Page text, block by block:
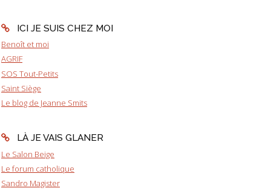
ICI JE SUIS CHEZ MOI
Benoît et moi
AGRIF
SOS Tout-Petits
Saint Siège
Le blog de Jeanne Smits
LÀ JE VAIS GLANER
Le Salon Beige
Le forum catholique
Sandro Magister